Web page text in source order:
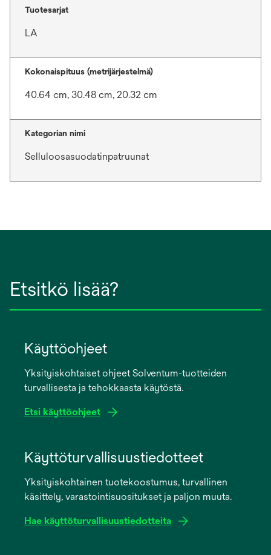
Tuotesarjat
LA
Kokonaispituus (metrijärjestelmä)
40.64 cm, 30.48 cm, 20.32 cm
Kategorian nimi
Selluloosasuodatinpatruunat
Etsitkö lisää?
Käyttöohjeet
Yksityiskohtaiset ohjeet Solventum-tuotteiden
turvallisesta ja tehokkaasta käytöstä.
Etsi käyttöohjeet
new
Käyttöturvallisuustiedotteet
Yksityiskohtainen tuotekoostumus, turvallinen
käsittely, varastointisuositukset ja paljon muuta.
Hae käyttöturvallisuustiedotteita